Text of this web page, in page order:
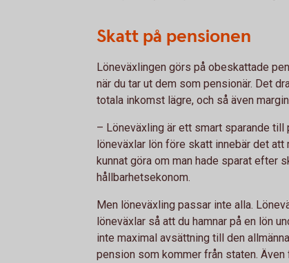
Skatt på pensionen
Löneväxlingen görs på obeskattade
när du tar ut dem som pensionär. Det
totala inkomst lägre, och så även
– Löneväxling är ett smart sparande
löneväxlar lön före skatt innebär det
kunnat göra om man hade sparat efter
hållbarhetsekonom.
Men löneväxling passar inte alla.
löneväxlar så att du hamnar på en lön
inte maximal avsättning till den
pension som kommer från staten.